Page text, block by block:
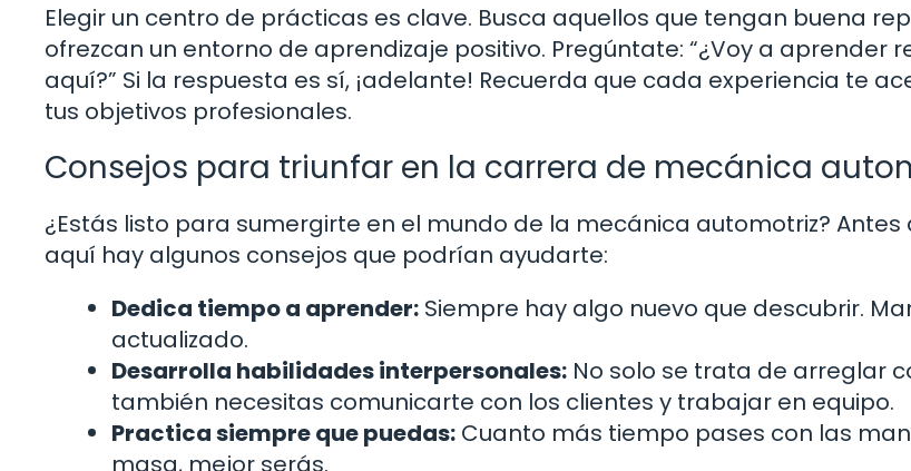
Elegir un centro de prácticas es clave. Busca aquellos que tengan buena
ofrezcan un entorno de aprendizaje positivo. Pregúntate: “¿Voy a aprender
aquí?” Si la respuesta es sí, ¡adelante! Recuerda que cada experiencia te
tus objetivos profesionales.
Consejos para triunfar en la carrera de mecánica
¿Estás listo para sumergirte en el mundo de la mecánica automotriz? Antes
aquí hay algunos consejos que podrían ayudarte:
Dedica tiempo a aprender: Siempre hay algo nuevo que descubrir.
actualizado.
Desarrolla habilidades interpersonales: No solo se trata de arreglar
también necesitas comunicarte con los clientes y trabajar en equipo.
Practica siempre que puedas: Cuanto más tiempo pases con las
masa, mejor serás.